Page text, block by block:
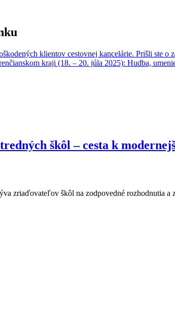
klientov cestovnej kancelárie. Prišli ste o
kraji (18. – 20. júla 2025): Hudba,
škôl – cesta k
zriaďovateľov škôl na zodpovedné rozhodnutia